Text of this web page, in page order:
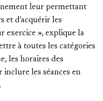
leur permettant
et d'acquérir les
exercice », explique la
à toutes les catégories
les horaires des
les séances en